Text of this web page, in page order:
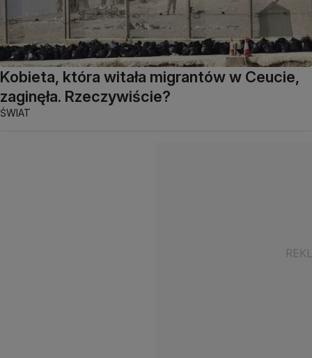
Kobieta, która witała migrantów w Ceucie,
zaginęła. Rzeczywiście?
ŚWIAT